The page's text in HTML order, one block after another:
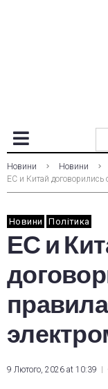
Новини
Новини
ЕС и Китай
Новини Політика
ЕС и
9 Лютого, 2026 at 10:39